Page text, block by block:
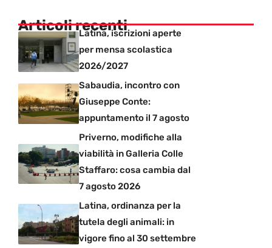
Articoli recentiLatina, iscrizioni aperte
per mensa scolastica
2026/2027
Sabaudia, incontro con
Giuseppe Conte:
appuntamento il 7 agosto
Priverno, modifiche alla
viabilità in Galleria Colle
Staffaro: cosa cambia dal
7 agosto 2026
Latina, ordinanza per la
tutela degli animali: in
vigore fino al 30 settembre